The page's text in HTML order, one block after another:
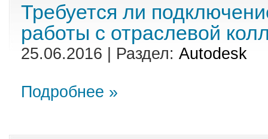
Требуется ли
работы с отраслевой
25.06.2016 | Раздел: Autodesk
Подробнее »